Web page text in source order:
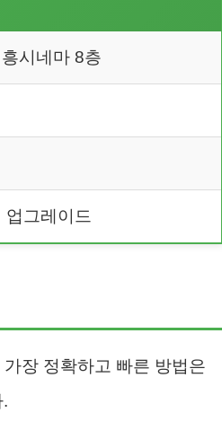
시네마 8층
업그레이드
장 정확하고 빠른 방법은